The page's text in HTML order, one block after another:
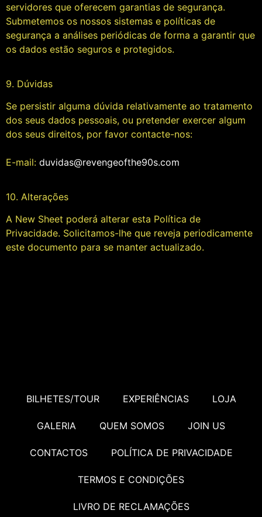
servidores que oferecem garantias de segurança.
Submetemos os nossos sistemas e políticas de
segurança a análises periódicas de forma a garantir que
os dados estão seguros e protegidos.
9. Dúvidas
Se persistir alguma dúvida relativamente ao tratamento
dos seus dados pessoais, ou pretender exercer algum
dos seus direitos, por favor contacte-nos:
E-mail: duvidas@revengeofthe90s.com
10. Alterações
A New Sheet poderá alterar esta Política de
Privacidade. Solicitamos-lhe que reveja periodicamente
este documento para se manter actualizado.
BILHETES/TOUR EXPERIÊNCIAS LOJA
GALERIA QUEM SOMOS JOIN US
CONTACTOS POLÍTICA DE PRIVACIDADE
TERMOS E CONDIÇÕES
LIVRO DE RECLAMAÇÕES